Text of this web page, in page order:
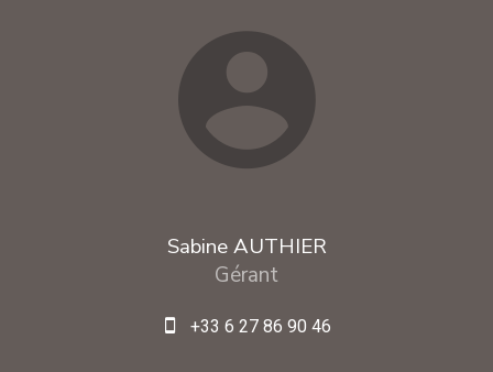
Sabine AUTHIER
Gérant
+33 6 27 86 90 46